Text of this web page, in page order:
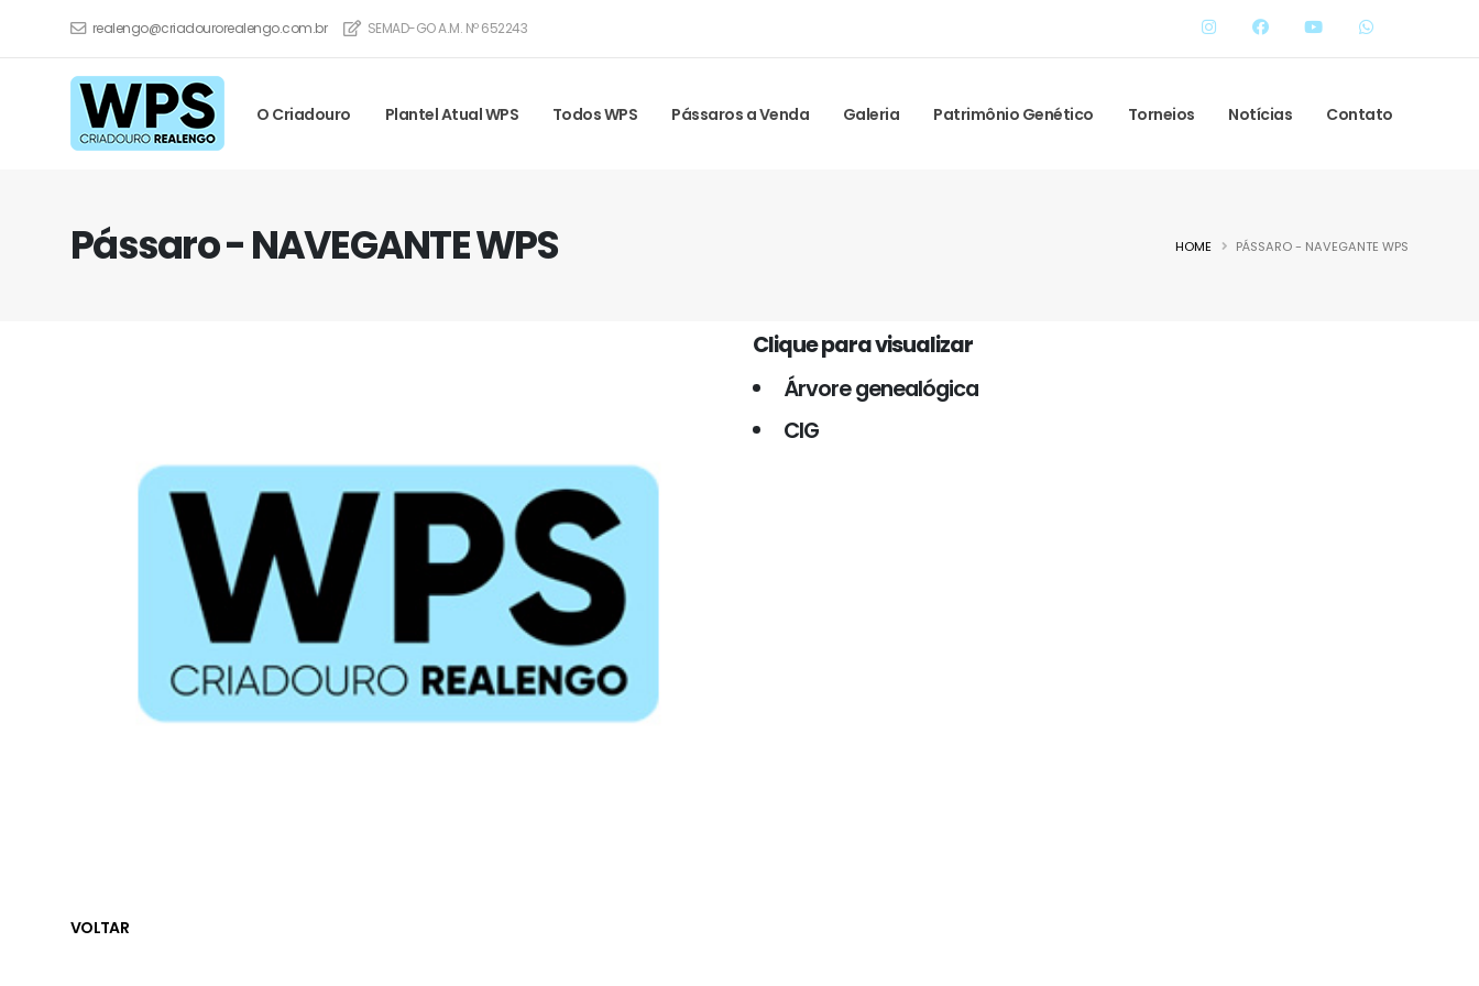
realengo@criadourorealengo.com.br SEMAD-GO A.M. Nº 652243
O Criadouro Plantel Atual WPS Todos WPS Pássaros a Venda Galeria Patrimônio Genético Torneios Notícias Contato
Pássaro - NAVEGANTE WPS HOME PÁSSARO - NAVEGANTE WPS
Clique para visualizar
Árvore genealógica
CIG
VOLTAR